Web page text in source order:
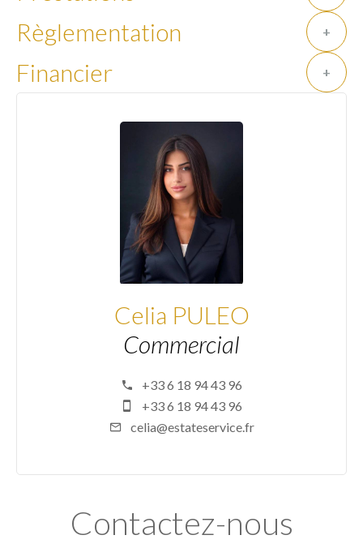
Règlementation
+
Financier +
Celia PULEO
Commercial
+33 6 18 94 43 96
+33 6 18 94 43 96
celia@estateservice.fr
Contactez-nous